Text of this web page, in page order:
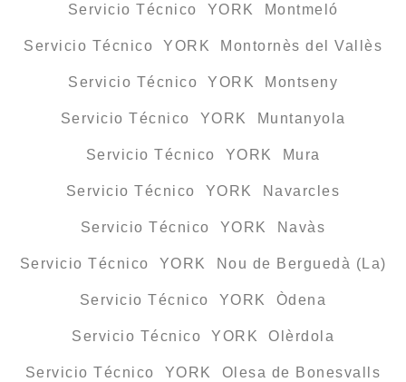
Servicio Técnico YORK Montmeló
Servicio Técnico YORK Montornès del Vallès
Servicio Técnico YORK Montseny
Servicio Técnico YORK Muntanyola
Servicio Técnico YORK Mura
Servicio Técnico YORK Navarcles
Servicio Técnico YORK Navàs
Servicio Técnico YORK Nou de Berguedà (La)
Servicio Técnico YORK Òdena
Servicio Técnico YORK Olèrdola
Servicio Técnico YORK Olesa de Bonesvalls